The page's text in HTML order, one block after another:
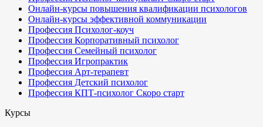
Онлайн-курсы повышения квалификации психологов
Онлайн-курсы эффективной коммуникации
Профессия Психолог-коуч
Профессия Корпоративный психолог
Профессия Семейный психолог
Профессия Игропрактик
Профессия Арт-терапевт
Профессия Детский психолог
Профессия КПТ-психолог Скоро старт
Курсы